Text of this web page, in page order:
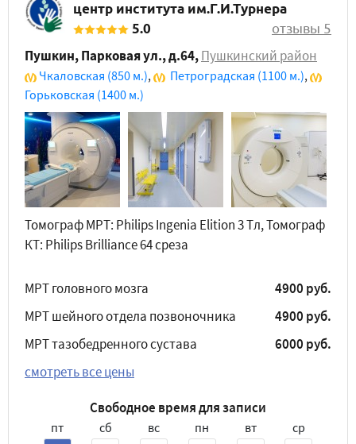
центр института им.Г.И.Турнера
5.0
отзывы 5
Пушкин, Парковая ул., д.64,Пушкинский район
Чкаловская (850 м.), Петроградская (1100 м.),
Горьковская (1400 м.)
Томограф МРТ: Philips Ingenia Elition 3 Tл, Томограф
КТ: Philips Brilliance 64 среза
МРТ головного мозга
4900 руб.
МРТ шейного отдела позвоночника
4900 руб.
МРТ тазобедренного сустава
6000 руб.
смотреть все цены
Свободное время для записи
пт
сб
вс
пн
вт
ср